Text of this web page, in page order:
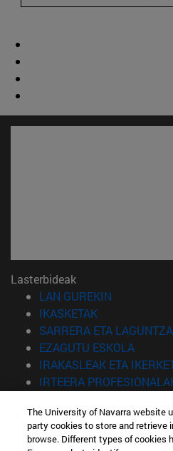
Lasterbideak
LAN GUREKIN
IKASKETAK(Beste leiho
SARRERA ETA
EZAGUTU ESKOLA(Beste
IRAKASLEAK ETA
IRTEERA
Informazioa
TELEFONOA +34 943 21 98 77
The University of Navarra website
party cookies to store and retrieve
browse. Different types of cookies